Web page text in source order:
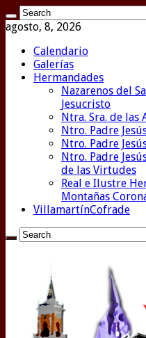
agosto, 8, 2026
Calendario
Galerías
Hermandades
Nazarenos del
Jesucristo
Ntra. Sra. de las
Ntro. Padre
Ntro. Padre
Ntro. Padre
de las Virtudes
Real e Ilustre
Montañas
VillamartínCofrade